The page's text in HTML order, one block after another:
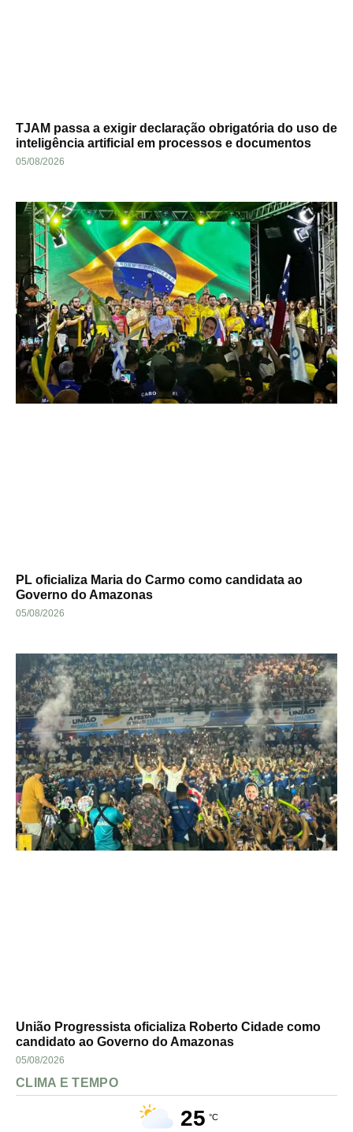
TJAM passa a exigir declaração obrigatória do uso de
inteligência artificial em processos e documentos
05/08/2026
PL oficializa Maria do Carmo como candidata ao
Governo do Amazonas
05/08/2026
União Progressista oficializa Roberto Cidade como
candidato ao Governo do Amazonas
05/08/2026
CLIMA E TEMPO
25 °C